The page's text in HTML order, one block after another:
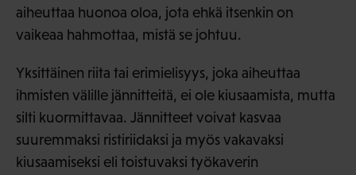
aiheuttaa huonoa oloa, jota ehkä itsenkin on
vaikeaa hahmottaa, mistä se johtuu.
Yksittäinen riita tai erimielisyys, joka aiheuttaa
ihmisten välille jännitteitä, ei ole kiusaamista, mutta
silti kuormittavaa. Jännitteet voivat kasvaa
suuremmaksi ristiriidaksi ja myös vakavaksi
kiusaamiseksi eli toistuvaksi työkaverin